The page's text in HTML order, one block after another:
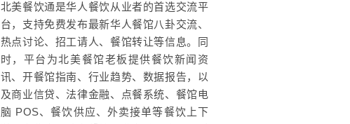
北美餐饮通是华人餐饮从业者的首选交流平
台，支持免费发布最新华人餐馆八卦交流、
热点讨论、招工请人、餐馆转让等信息。同
时，平台为北美餐馆老板提供餐饮新闻资
讯、开餐馆指南、行业趋势、数据报告，以
及商业信贷、法律金融、点餐系统、餐馆电
脑 POS、餐饮供应、外卖接单等餐饮上下